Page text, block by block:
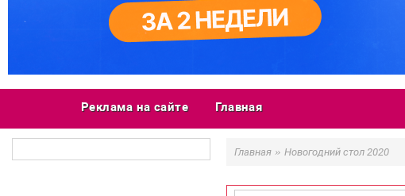
Реклама на сайте Главная
Главная » Новогодний стол 2020